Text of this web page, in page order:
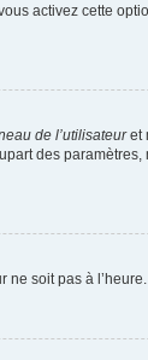
activez cette
de l’utilisateuret
des
soit pas à